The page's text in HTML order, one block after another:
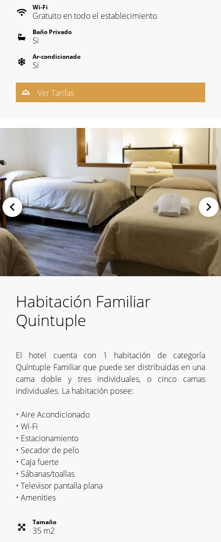
Wi-Fi
Gratuito en todo el establecimiento.
Baño Privado
Si
Ar-condicionado
Si
Ver Tarifas
Habitación Familiar
Quintuple
El hotel cuenta con 1 habitación de categoría
Quíntuple Familiar que puede ser distribuidas en una
cama doble y tres individuales, o cinco camas
individuales. La habitación posee:
• Aire Acondicionado
• Wi-Fi
• Estacionamiento
• Secador de pelo
• Caja fuerte
• Sábanas/toallas
• Televisor pantalla plana
• Amenities
Tamaño
35 m2